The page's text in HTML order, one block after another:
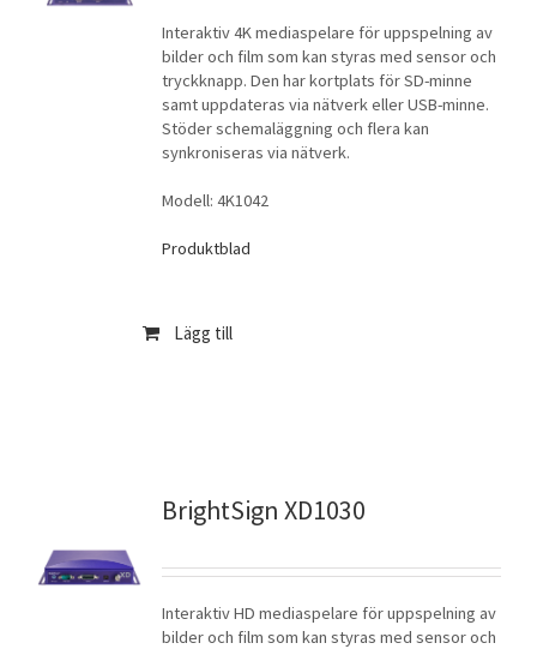
Interaktiv 4K mediaspelare för uppspelning av
bilder och film som kan styras med sensor och
tryckknapp. Den har kortplats för SD-minne
samt uppdateras via nätverk eller USB-minne.
Stöder schemaläggning och flera kan
synkroniseras via nätverk.
Modell: 4K1042
Produktblad
Lägg till
BrightSign XD1030
Interaktiv HD mediaspelare för uppspelning av
bilder och film som kan styras med sensor och